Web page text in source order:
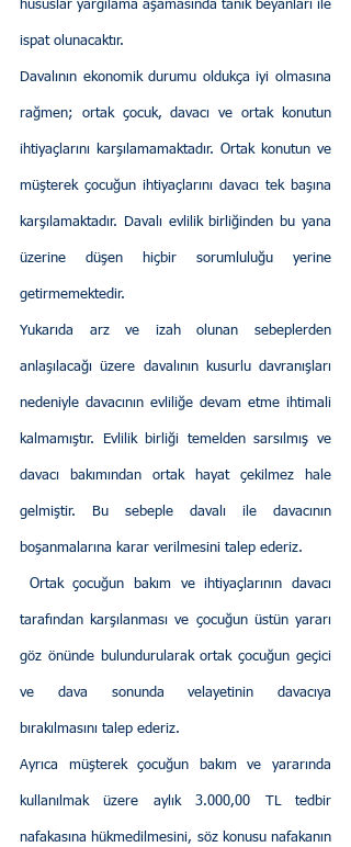
hususlar yargılama aşamasında tanık beyanları ile
ispat olunacaktır.
Davalının ekonomik durumu oldukça iyi olmasına
rağmen; ortak çocuk, davacı ve ortak konutun
ihtiyaçlarını karşılamamaktadır. Ortak konutun ve
müşterek çocuğun ihtiyaçlarını davacı tek başına
karşılamaktadır. Davalı evlilik birliğinden bu yana
üzerine düşen hiçbir sorumluluğu yerine
getirmemektedir.
Yukarıda arz ve izah olunan sebeplerden
anlaşılacağı üzere davalının kusurlu davranışları
nedeniyle davacının evliliğe devam etme ihtimali
kalmamıştır. Evlilik birliği temelden sarsılmış ve
davacı bakımından ortak hayat çekilmez hale
gelmiştir. Bu sebeple davalı ile davacının
boşanmalarına karar verilmesini talep ederiz.
tarafından karşılanması ve çocuğun üstün yararı
göz önünde bulundurularak ortak çocuğun geçici
ve dava sonunda velayetinin davacıya
bırakılmasını talep ederiz.
Ayrıca müşterek çocuğun bakım ve yararında
kullanılmak üzere aylık 3.000,00 TL tedbir
nafakasına hükmedilmesini, söz konusu nafakanın